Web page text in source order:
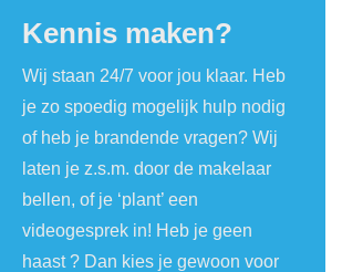
Kennis maken?
Wij staan 24/7 voor jou klaar. Heb
je zo spoedig mogelijk hulp nodig
of heb je brandende vragen? Wij
laten je z.s.m. door de makelaar
bellen, of je ‘plant’ een
videogesprek in! Heb je geen
haast ? Dan kies je gewoon voor